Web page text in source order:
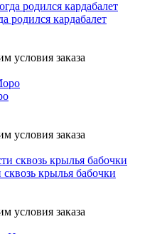
родился кардабалет
условия заказа
условия заказа
крылья бабочки
условия заказа